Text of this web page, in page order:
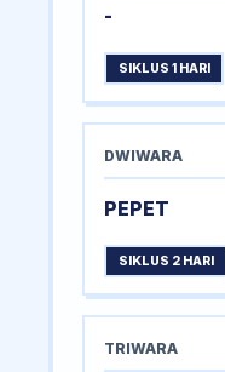
-
SIKLUS 1 HARI
DWIWARA
PEPET
SIKLUS 2 HARI
TRIWARA